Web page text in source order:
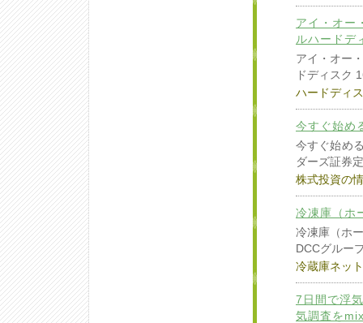
アイ・オー
ルハードデ
アイ・オー
ドディスク
ハードディ
今すぐ始め
今すぐ始め
ダーズ証券
株式投資の
冷凍庫（ホ
冷凍庫（ホ
DCCグル
冷蔵庫ネッ
7日間で浮
気調査を